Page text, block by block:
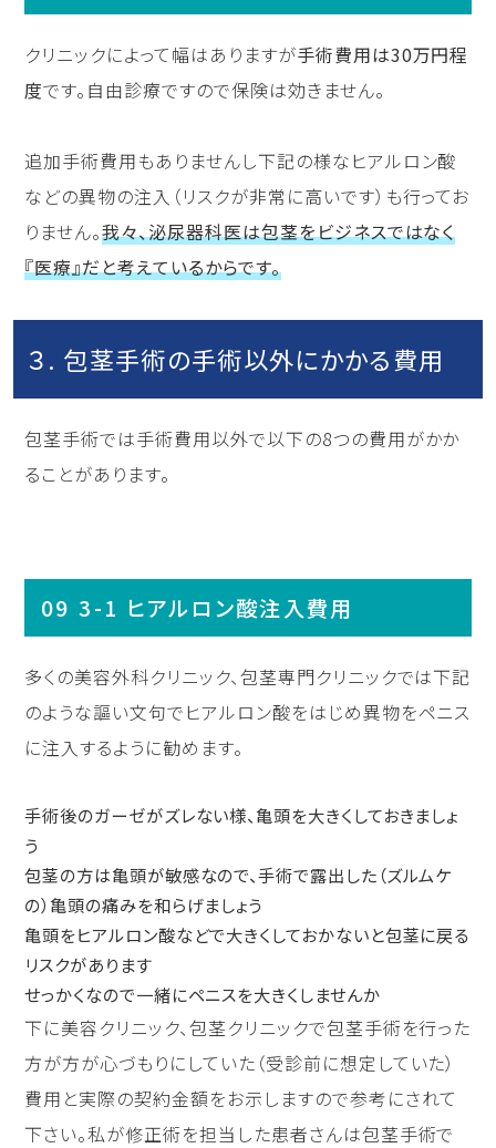
クリニックによって幅はありますが手術費用は30万円程
度です。自由診療ですので保険は効きません。
追加手術費用もありませんし下記の様なヒアルロン酸
などの異物の注入（リスクが非常に高いです）も行ってお
りません。我々、泌尿器科医は包茎をビジネスではなく
『医療』だと考えているからです。
３. 包茎手術の手術以外にかかる費用
包茎手術では手術費用以外で以下の8つの費用がかか
ることがあります。
3-1 ヒアルロン酸注入費用
多くの美容外科クリニック、包茎専門クリニックでは下記
のような謳い文句でヒアルロン酸をはじめ異物をペニス
に注入するように勧めます。
手術後のガーゼがズレない様、亀頭を大きくしておきましょ
う
包茎の方は亀頭が敏感なので、手術で露出した（ズルムケ
の）亀頭の痛みを和らげましょう
亀頭をヒアルロン酸などで大きくしておかないと包茎に戻る
リスクがあります
せっかくなので一緒にペニスを大きくしませんか
下に美容クリニック、包茎クリニックで包茎手術を行った
方が方が心づもりにしていた（受診前に想定していた）
費用と実際の契約金額をお示しますので参考にされて
下さい。私が修正術を担当した患者さんは包茎手術で